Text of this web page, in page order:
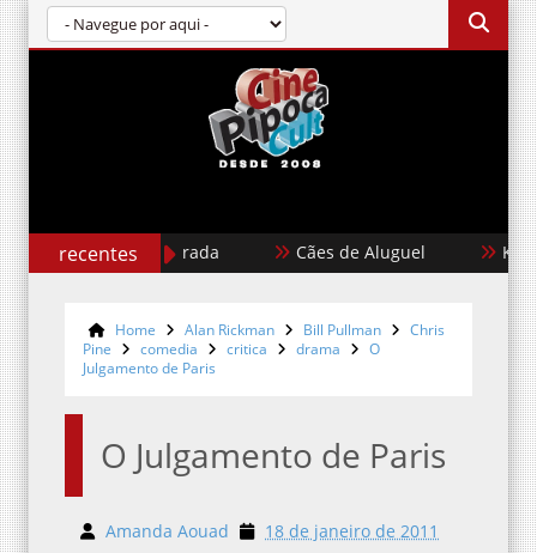
recentes
Garota Dourada Cães de Aluguel Karate
Home Alan Rickman Bill Pullman
Chris
Pine
comedia critica drama
O
Julgamento de Paris
O Julgamento de Paris
Amanda Aouad 18 de janeiro de 2011